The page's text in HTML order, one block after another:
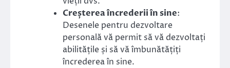
Creșterea încrederii în sine:
Desenele pentru dezvoltare
personală vă permit să vă dezvoltați
abilitățile și să vă îmbunătățiți
încrederea în sine.